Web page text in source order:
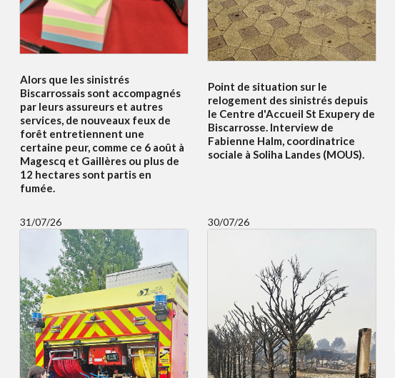
Alors que les sinistrés
Biscarrossais sont accompagnés
par leurs assureurs et autres
services, de nouveaux feux de
forêt entretiennent une
certaine peur, comme ce 6 août à
Magescq et Gaillères ou plus de
12 hectares sont partis en
fumée.
Point de situation sur le
relogement des sinistrés depuis
le Centre d'Accueil St Exupery de
Biscarrosse. Interview de
Fabienne Halm, coordinatrice
sociale à Soliha Landes (MOUS).
31/07/26 30/07/26